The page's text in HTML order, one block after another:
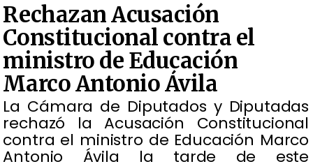
Rechazan Acusación
Constitucional contra el
ministro de Educación
Marco Antonio Ávila
La Cámara de Diputados y Diputadas
rechazó la Acusación Constitucional
contra el ministro de Educación Marco
Antonio Ávila la tarde de este